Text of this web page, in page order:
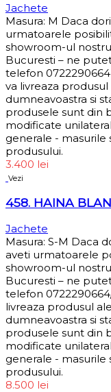
Jachete
Masura: M Daca
urmatoarele
showroom-ul
Bucuresti – ne
telefon 0722290664
va livreaza
dumneavoastra si
produsele sunt din
modificate
generale - masurile
produsului.
3.400 lei
Vezi
458. HAINA
Jachete
Masura: S-M Daca
aveti urmatoarele
showroom-ul
Bucuresti – ne
telefon
livreaza produsul
dumneavoastra si
produsele sunt din
modificate
generale - masurile
produsului.
8.500 lei